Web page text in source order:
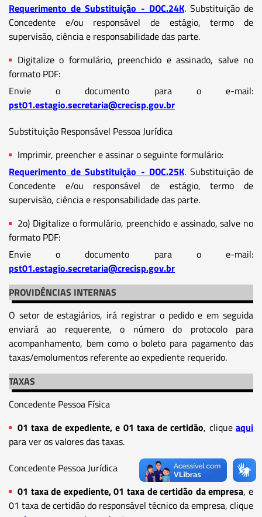
Requerimento de Substituição - DOC.24K. Substituição de
Concedente e/ou responsável de estágio, termo de
supervisão, ciência e responsabilidade das parte.
Digitalize o formulário, preenchido e assinado, salve no
formato PDF:
Envie o documento para o e-mail:
pst01.estagio.secretaria@crecisp.gov.br
Substituição Responsável Pessoa Jurídica
Imprimir, preencher e assinar o seguinte formulário:
Requerimento de Substituição - DOC.25K. Substituição de
Concedente e/ou responsável de estágio, termo de
supervisão, ciência e responsabilidade das parte.
2o) Digitalize o formulário, preenchido e assinado, salve no
formato PDF:
Envie o documento para o e-mail:
pst01.estagio.secretaria@crecisp.gov.br
PROVIDÊNCIAS INTERNAS
O setor de estagiários, irá registrar o pedido e em seguida
enviará ao requerente, o número do protocolo para
acompanhamento, bem como o boleto para pagamento das
taxas/emolumentos referente ao expediente requerido.
TAXAS
Concedente Pessoa Física
01 taxa de expediente, e 01 taxa de certidão, cliqueaqui
para ver os valores das taxas.
Concedente Pessoa Jurídica
01 taxa de expediente, 01 taxa de certidão da empresa, e
01 taxa de certidão do responsável técnico da empresa, clique